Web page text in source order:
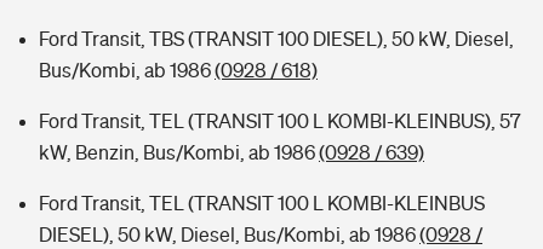
Ford Transit, TBS (TRANSIT 100 DIESEL), 50 kW, Diesel,
Bus/Kombi, ab 1986(0928 / 618)
Ford Transit, TEL (TRANSIT 100 L KOMBI-KLEINBUS), 57
kW, Benzin, Bus/Kombi, ab 1986(0928 / 639)
Ford Transit, TEL (TRANSIT 100 L KOMBI-KLEINBUS
DIESEL), 50 kW, Diesel, Bus/Kombi, ab 1986(0928 /